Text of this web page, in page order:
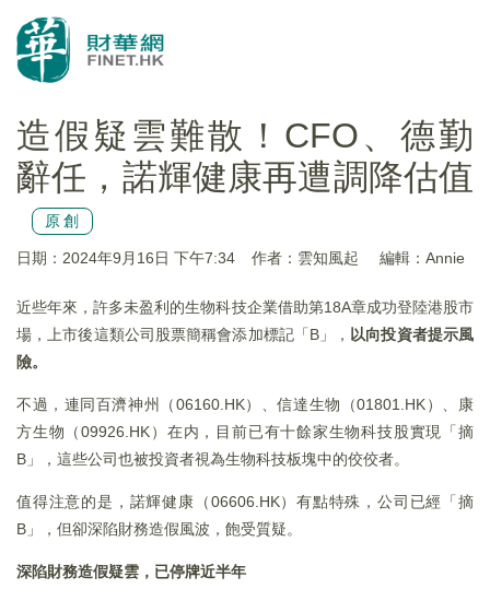
造假疑雲難散！CFO、德勤
辭任，諾輝健康再遭調降估值
原創
日期：2024年9月16日 下午7:34 作者：雲知風起 編輯：Annie
近些年來，許多未盈利的生物科技企業借助第18A章成功登陸港股市
場，上市後這類公司股票簡稱會添加標記「B」， 以向投資者提示風
險。
不過，連同百濟神州（06160.HK）、信達生物（01801.HK）、康
方生物（09926.HK）在内，目前已有十餘家生物科技股實現「摘
B」，這些公司也被投資者視為生物科技板塊中的佼佼者。
值得注意的是，諾輝健康（06606.HK）有點特殊，公司已經「摘
B」，但卻深陷財務造假風波，飽受質疑。
深陷財務造假疑雲，已停牌近半年